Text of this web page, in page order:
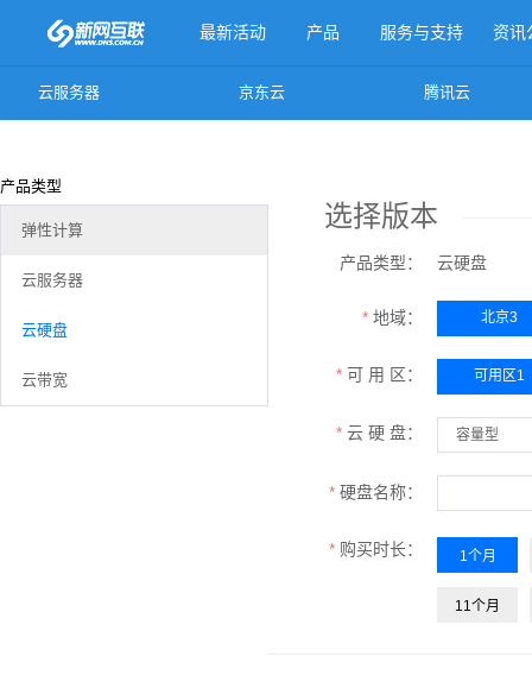
最新活动 产品 服务与支持 资讯
更多产品
云服务器 京东云 腾讯云
产品类型
弹性计算
云服务器
云硬盘
云带宽
选择版本
产品类型： 云硬盘
地域： 北京3
可 用 区： 可用区1
云 硬 盘：
硬盘名称：
购买时长： 1个月
11个月